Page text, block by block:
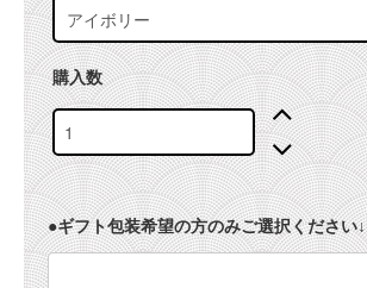
購入数
●ギフト包装希望の方のみご選択ください↓